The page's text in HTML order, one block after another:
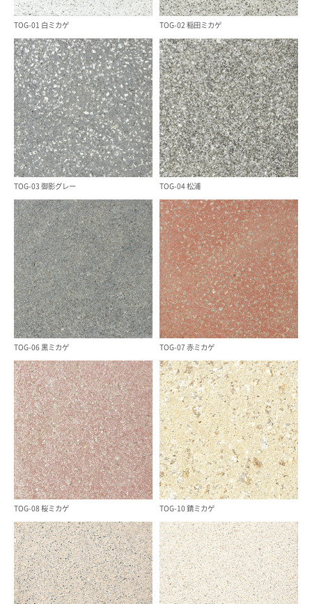
TOG-01 白ミカゲ TOG-02 稲田ミカゲ
TOG-03 御影グレー TOG-04 松浦
TOG-06 黒ミカゲ TOG-07 赤ミカゲ
TOG-08 桜ミカゲ TOG-10 錆ミカゲ